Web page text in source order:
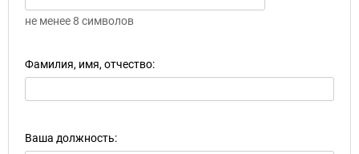
не менее 8 символов
Фамилия, имя, отчество:
Ваша должность: